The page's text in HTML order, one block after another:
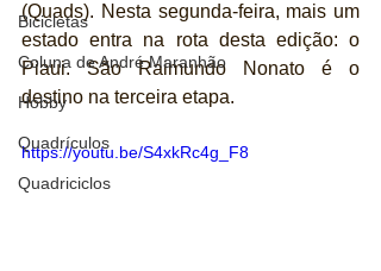
Bicicletas
Coluna de André Maranhão
Hobby
Quadrículos
Quadriciclos
(Quads). Nesta segunda-feira, mais um
estado entra na rota desta edição: o
Piaui. São Raimundo Nonato é o
destino na terceira etapa.
https://youtu.be/S4xkRc4g_F8